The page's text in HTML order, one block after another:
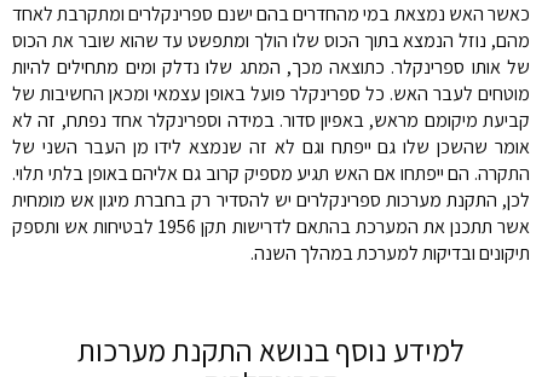
כאשר האש נמצאת במי מהחדרים בהם ישנם ספרינקלרים ומתקרבת לאחד
מהם, נוזל הנמצא בתוך הכוס שלו הולך ומתפשט עד שהוא שובר את הכוס
של אותו ספרינקלר. כתוצאה מכך, המתג שלו נדלק ומים מתחילים להיות
מוטחים לעבר האש. כל ספרינקלר פועל באופן עצמאי ומכאן החשיבות של
קביעת מיקומם מראש, באפיון סדור. במידה וספרינקלר אחד נפתח, זה לא
אומר שהשכן שלו גם ייפתח וגם לא זה שנמצא לידו מן העבר השני של
התקרה. הם ייפתחו אם האש תגיע מספיק קרוב גם אליהם באופן בלתי תלוי.
לכן, התקנת מערכות ספרינקלרים יש להסדיר רק בחברת מיגון אש מומחית
אשר תתכנן את המערכת בהתאם לדרישות תקן 1956 לבטיחות אש ותספק
תיקונים ובדיקות למערכת במהלך השנה.
למידע נוסף בנושא התקנת מערכות